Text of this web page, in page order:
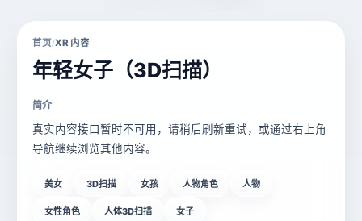
首页/XR 内容
年轻女子（3D扫描）
简介
真实内容接口暂时不可用，请稍后刷新重试，或通过右上角
导航继续浏览其他内容。
美女 3D扫描 女孩 人物角色 人物
女性角色 人体3D扫描 女子